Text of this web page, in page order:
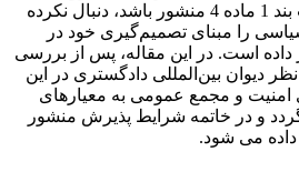
واحد که منطبق با مقررات بند 1 ماده 4 منشور باشد، دنبال نکرده
را مبنای تصمیم‌گیری خود در
است. در این مقاله، پس از بررسی
دیوان بین‌المللی دادگستری در این
امنیت و مجمع عمومی به معیارهای
و در خاتمه شرایط پذیرش منشور
داده می شود.